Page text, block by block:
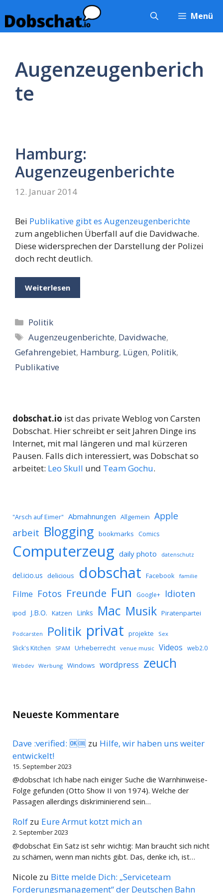
Inhalt
springen
Menü
Augenzeugenberich
te
Hamburg:
Augenzeugenberichte
12. Januar 2014
Bei Publikative gibt es Augenzeugenberichte
zum angeblichen Überfall auf die Davidwache.
Diese widersprechen der Darstellung der Polizei
doch recht deutlich.
Weiterlesen
Kategorien
Politik
Schlagwörter
Augenzeugenberichte, Davidwache,
Gefahrengebiet, Hamburg, Lügen, Politik,
Publikative
dobschat.io ist das private Weblog von Carsten
Dobschat. Hier schreibt er seit Jahren Dinge ins
Internet, mit mal längeren und mal kürzeren
Pausen. Falls dich interessiert, was Dobschat so
arbeitet: Leo Skull und Team Gochu.
"Arsch auf Eimer" Abmahnungen Allgemein Apple
arbeit Blogging bookmarks Comics
Computerzeug daily photo datenschutz
del.icio.us delicious dobschat Facebook familie
Filme Fotos Freunde Fun Google+ Idioten
ipod J.B.O. Katzen Links Mac Musik Piratenpartei
Podcarsten Politik privat projekte Sex
Slick's Kitchen SPAM Urheberrecht venue music Videos web2.0
Webdev Werbung Windows wordpress zeuch
Neueste Kommentare
Dave :verified: 🆗🆒 zu Hilfe, wir haben uns weiter
entwickelt!
15. September 2023
@dobschat Ich habe nach einiger Suche die Warnhinweise-
Folge gefunden (Otto Show II von 1974). Welche der
Passagen allerdings diskriminierend sein…
Rolf zu Eure Armut kotzt mich an
2. September 2023
@dobschat Ein Satz ist sehr wichtig: Man braucht sich nicht
zu schämen, wenn man nichts gibt. Das, denke ich, ist…
Nicole zu Bitte melde Dich: „Serviceteam
Forderungsmanagement“ der Deutschen Bahn